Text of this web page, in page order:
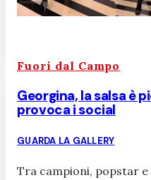
Fuori dal Campo
Georgina, la salsa è
provoca i social
GUARDA LA GALLERY
Tra campioni, popstar e